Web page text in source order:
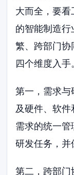
大而全，要
的智能制造
繁、跨部门
四个维度入手
第一，需求
及硬件、软
需求的统一
研发任务，并
第二，跨部门